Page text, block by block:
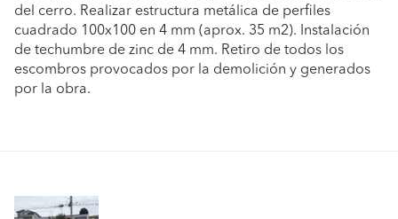
del cerro. Realizar estructura metálica de perfiles
cuadrado 100x100 en 4 mm (aprox. 35 m2). Instalación
de techumbre de zinc de 4 mm. Retiro de todos los
escombros provocados por la demolición y generados
por la obra.